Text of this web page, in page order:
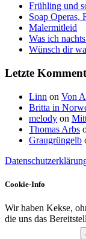
Frühling und
Soap Operas,
Malermitleid
Was ich
Wünsch dir
Letzte
Linn on Von
Britta in
melody on
Thomas Arbs
Graugrüngelb
Cookie-Info
Wir haben Kekse,
die uns das